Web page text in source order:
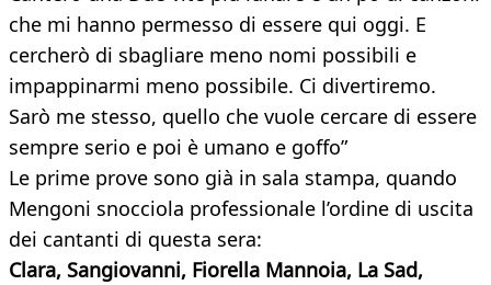
che mi hanno permesso di essere qui oggi. E
cercherò di sbagliare meno nomi possibili e
impappinarmi meno possibile. Ci divertiremo.
Sarò me stesso, quello che vuole cercare di essere
sempre serio e poi è umano e goffo”
Le prime prove sono già in sala stampa, quando
Mengoni snocciola professionale l’ordine di uscita
dei cantanti di questa sera:
Clara, Sangiovanni, Fiorella Mannoia, La Sad,